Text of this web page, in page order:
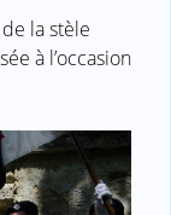
la stèle
à l’occasion